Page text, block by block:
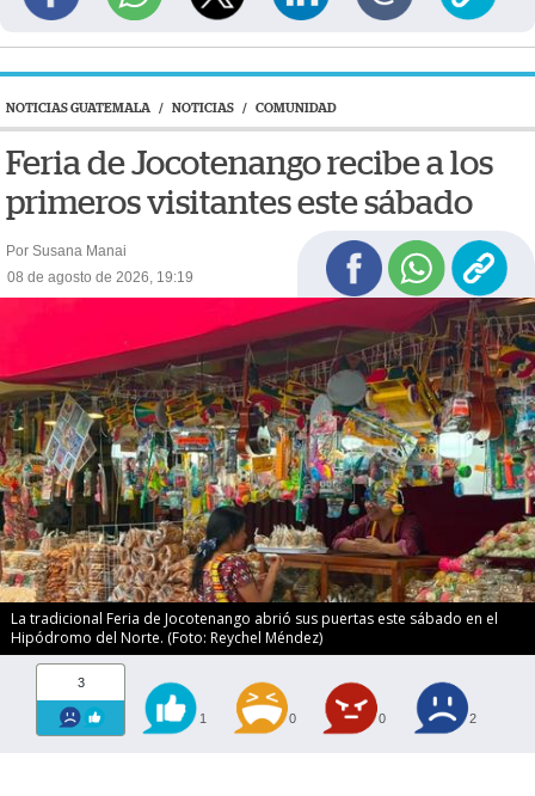
NOTICIAS GUATEMALA / NOTICIAS / COMUNIDAD
Feria de Jocotenango recibe a los
primeros visitantes este sábado
Por Susana Manai
08 de agosto de 2026, 19:19
La tradicional Feria de Jocotenango abrió sus puertas este sábado en el
Hipódromo del Norte. (Foto: Reychel Méndez)
3
1 0 0 2